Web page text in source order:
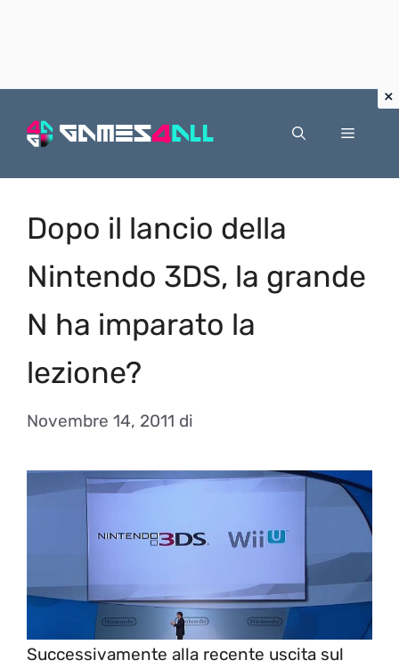
Menu
Dopo il lancio della
Nintendo 3DS, la grande
N ha imparato la
lezione?
Novembre 14, 2011 di
Successivamente alla recente uscita sul